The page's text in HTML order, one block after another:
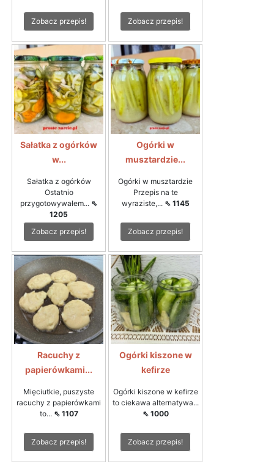
Zobacz przepis! Zobacz przepis!
Sałatka z ogórków
w...
Sałatka z ogórków
Ostatnio
przygotowywałem... ⇖
1205
Zobacz przepis!
Ogórki w
musztardzie...
Ogórki w musztardzie
Przepis na te
wyraziste,... ⇖ 1145
Zobacz przepis!
Racuchy z
papierówkami...
Mięciutkie, puszyste
racuchy z papierówkami
to... ⇖ 1107
Zobacz przepis!
Ogórki kiszone w
kefirze
Ogórki kiszone w kefirze
to ciekawa alternatywa...
⇖ 1000
Zobacz przepis!